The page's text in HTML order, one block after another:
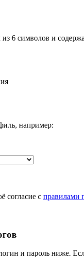
из 6 символов и
например:
согласие с правилами
и пароль ниже.